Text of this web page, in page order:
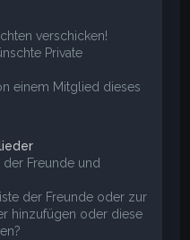
verschicken!
Private
einem Mitglied dieses
Freunde und
der Freunde oder zur
hinzufügen oder diese